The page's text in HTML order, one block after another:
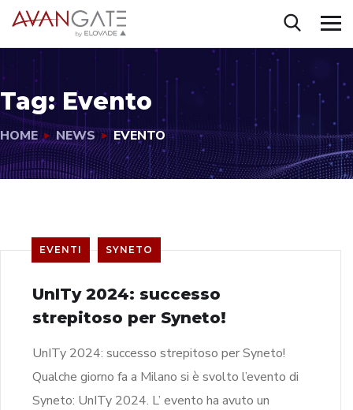
Tag: Evento
HOME NEWS EVENTO
EVENTI SYNETO
UnITy 2024: successo
strepitoso per Syneto!
UnITy 2024: successo strepitoso per Syneto!
Qualche giorno fa a Milano si è svolto l’evento di
Syneto: UnITy 2024. L’ evento ha avuto un